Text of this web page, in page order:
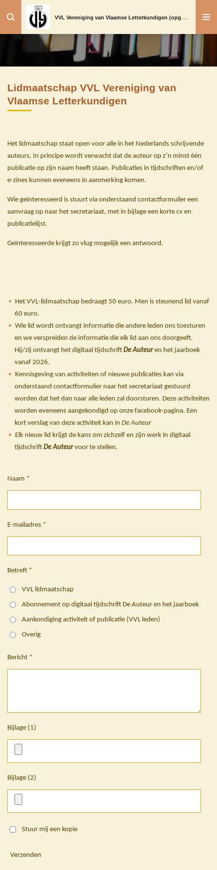
direct
naar
V
VL Vereniging van Vlaamse Letterkundigen (opgericht in 1907)
Lidmaatschap VVL Vereniging van
Vlaamse Letterkundigen
Het lidmaatschap staat open voor alle in het Nederlands schrijvende
auteurs. In principe wordt verwacht dat de auteur op z’n minst één
publicatie op zijn naam heeft staan. Publicaties in tijdschriften en/of
e-zines kunnen eveneens in aanmerking komen.
Wie geïnteresseerd is stuurt via onderstaand contactformulier een
aanvraag op naar het secretariaat, met in bijlage een korte cv en
publicatielijst.
Geïnteresseerde krijgt zo vlug mogelijk een antwoord.
Het VVL-lidmaatschap bedraagt 50 euro. Men is steunend lid vanaf
60 euro.
Wie lid wordt ontvangt informatie die andere leden ons toesturen
en we verspreiden de informatie die elk lid aan ons doorgeeft.
Hij/zij ontvangt het digitaal tijdschrift De Auteuren het jaarboek
vanaf 2026.
Kennisgeving van activiteiten of nieuwe publicaties kan via
onderstaand contactformulier naar het secretariaat gestuurd
worden dat het dan naar alle leden zal doorsturen. Deze activiteiten
worden eveneens aangekondigd op onze facebook-pagina. Een
kort verslag van deze activiteit kan in De Auteur
Elk nieuw lid krijgt de kans om zichzelf en zijn werk in digitaal
tijdschrift De Auteurvoor te stellen.
Naam *
E-mailadres *
Betreft *
VVL lidmaatschap
Abonnement op digitaal tijdschrift De Auteur en het jaarboek
Aankondiging activiteit of publicatie (VVL leden)
Overig
Bericht *
Bijlage (1)
Bijlage (2)
Stuur mij een kopie
Verzenden